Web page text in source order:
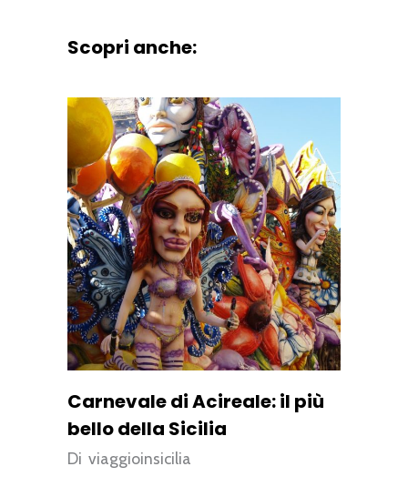
Scopri anche:
Carnevale di Acireale: il più
bello della Sicilia
Di viaggioinsicilia